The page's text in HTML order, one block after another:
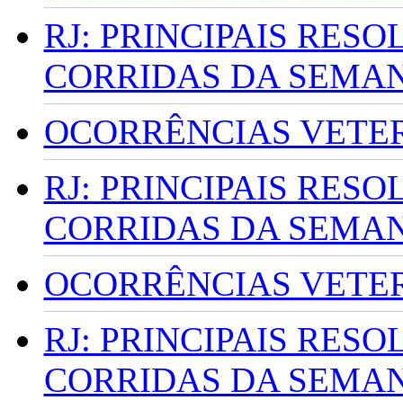
RJ: PRINCIPAIS
CORRIDAS DA
OCORRÊNCIAS
RJ: PRINCIPAIS
CORRIDAS DA
OCORRÊNCIAS
RJ: PRINCIPAIS
CORRIDAS DA